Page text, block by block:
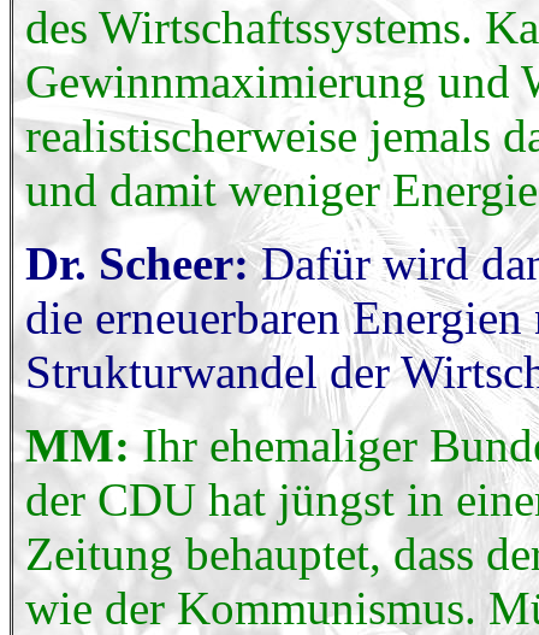
des Wirtschaftssystems.
Gewinnmaximierung und
realistischerweise jemals
und damit weniger
Dr. Scheer:Dafür wird
die erneuerbaren
Strukturwandel der
MM: Ihr ehemaliger
der CDU hat jüngst in
Zeitung behauptet, dass
wie der Kommunismus.